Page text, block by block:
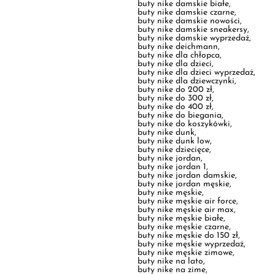
buty nike dla chłopca,
buty nike dla dzieci,
buty nike dla dzieci wyprzedaż
buty nike dla dziewczynki,
buty nike do 200 zł,
buty nike do 300 zł,
buty nike do 400 zł,
buty nike do biegania
buty nike do koszykówki,
buty nike dunk,
buty nike dunk low,
buty nike dziecięce,
buty nike jordan,
buty nike jordan 1,
buty nike jordan damskie
buty nike jordan męskie
buty nike męskie,
buty nike męskie air force
buty nike męskie air max
buty nike męskie białe
,
buty nike męskie czarne,
buty nike męskie do 150 zł
buty nike męskie wyprzedaż
buty nike męskie zimowe,
buty nike na lato ,
buty nike na zime,
buty nike panda,
buty nike promocja,
buty nike sb,buty nike sizeer
buty nike sneakersy,
buty nike sportowe